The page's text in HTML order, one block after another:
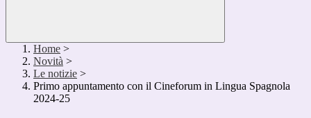
Home >
Novità >
Le notizie >
Primo appuntamento con il Cineforum in Lingua Spagnola
2024-25